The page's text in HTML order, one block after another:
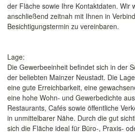
der Fläche sowie Ihre Kontaktdaten. Wir
anschließend zeitnah mit Ihnen in
Besichtigungstermin zu vereinbaren.
Lage:
Die Gewerbeeinheit befindet sich in der
der beliebten Mainzer Neustadt. Die
eine gute Erreichbarkeit, eine
eine hohe Wohn- und Gewerbedichte
Restaurants, Cafés sowie öffentliche
in unmittelbarer Nähe. Durch die gut
sich die Fläche ideal für Büro-, Praxis-